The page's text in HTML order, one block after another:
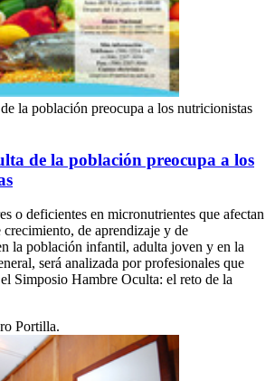
la población preocupa a los nutricionistas
de la población preocupa a los
o deficientes en micronutrientes que afectan
crecimiento, de aprendizaje y de
la población infantil, adulta joven y en la
será analizada por profesionales que
Simposio Hambre Oculta: el reto de la
Portilla.